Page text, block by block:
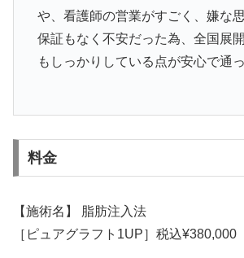
や、看護師の営業がすごく、嫌な
保証もなく不安だった為、全国展
もしっかりしている点が安心で通
料金
【施術名】 脂肪注入法
［ピュアグラフト1UP］税込¥380,000